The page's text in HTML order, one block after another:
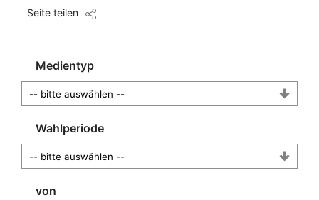
Seite teilen
Medientyp
Wahlperiode
von